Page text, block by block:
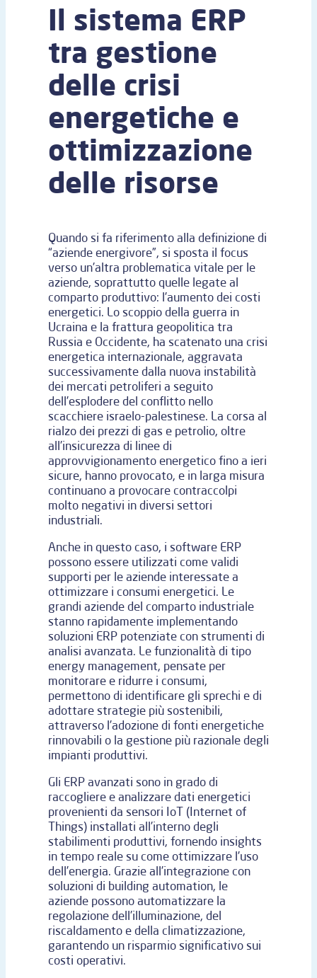
Il sistema ERP
tra gestione
delle crisi
energetiche e
ottimizzazione
delle risorse
Quando si fa riferimento alla definizione di
“aziende energivore”, si sposta il focus
verso un’altra problematica vitale per le
aziende, soprattutto quelle legate al
comparto produttivo: l’aumento dei costi
energetici. Lo scoppio della guerra in
Ucraina e la frattura geopolitica tra
Russia e Occidente, ha scatenato una crisi
energetica internazionale, aggravata
successivamente dalla nuova instabilità
dei mercati petroliferi a seguito
dell’esplodere del conflitto nello
scacchiere israelo-palestinese. La corsa al
rialzo dei prezzi di gas e petrolio, oltre
all’insicurezza di linee di
approvvigionamento energetico fino a ieri
sicure, hanno provocato, e in larga misura
continuano a provocare contraccolpi
molto negativi in diversi settori
industriali.
Anche in questo caso, i software ERP
possono essere utilizzati come validi
supporti per le aziende interessate a
ottimizzare i consumi energetici. Le
grandi aziende del comparto industriale
stanno rapidamente implementando
soluzioni ERP potenziate con strumenti di
analisi avanzata. Le funzionalità di tipo
energy management, pensate per
monitorare e ridurre i consumi,
permettono di identificare gli sprechi e di
adottare strategie più sostenibili,
attraverso l’adozione di fonti energetiche
rinnovabili o la gestione più razionale degli
impianti produttivi.
Gli ERP avanzati sono in grado di
raccogliere e analizzare dati energetici
provenienti da sensori IoT (Internet of
Things) installati all’interno degli
stabilimenti produttivi, fornendo insights
in tempo reale su come ottimizzare l’uso
dell’energia. Grazie all’integrazione con
soluzioni di building automation, le
aziende possono automatizzare la
regolazione dell’illuminazione, del
riscaldamento e della climatizzazione,
garantendo un risparmio significativo sui
costi operativi.